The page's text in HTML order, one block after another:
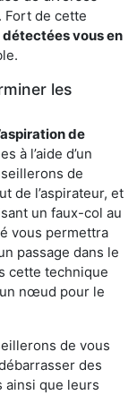
Fort de cette
détectées vous en
les
de
à l’aide d’un
de
de l’aspirateur, et
un faux-col au
vous permettra
passage dans le
cette technique
nœud pour le
de vous
des
ainsi que leurs